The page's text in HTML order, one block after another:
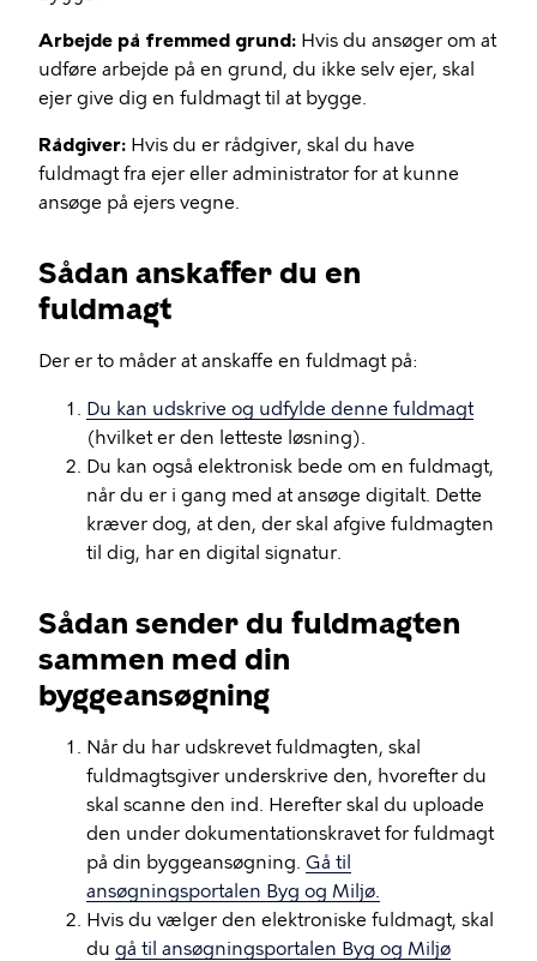
Arbejde på fremmed grund: Hvis du ansøger om at
udføre arbejde på en grund, du ikke selv ejer, skal
ejer give dig en fuldmagt til at bygge.
Rådgiver: Hvis du er rådgiver, skal du have
fuldmagt fra ejer eller administrator for at kunne
ansøge på ejers vegne.
Sådan anskaffer du en
fuldmagt
Der er to måder at anskaffe en fuldmagt på:
Du kan udskrive og udfylde denne fuldmagt
(hvilket er den letteste løsning).
Du kan også elektronisk bede om en fuldmagt,
når du er i gang med at ansøge digitalt. Dette
kræver dog, at den, der skal afgive fuldmagten
til dig, har en digital signatur.
Sådan sender du fuldmagten
sammen med din
byggeansøgning
Når du har udskrevet fuldmagten, skal
fuldmagtsgiver underskrive den, hvorefter du
skal scanne den ind. Herefter skal du uploade
den under dokumentationskravet for fuldmagt
på din byggeansøgning. Gå til
ansøgningsportalen Byg og Miljø.
Hvis du vælger den elektroniske fuldmagt, skal
du gå til ansøgningsportalen Byg og Miljø